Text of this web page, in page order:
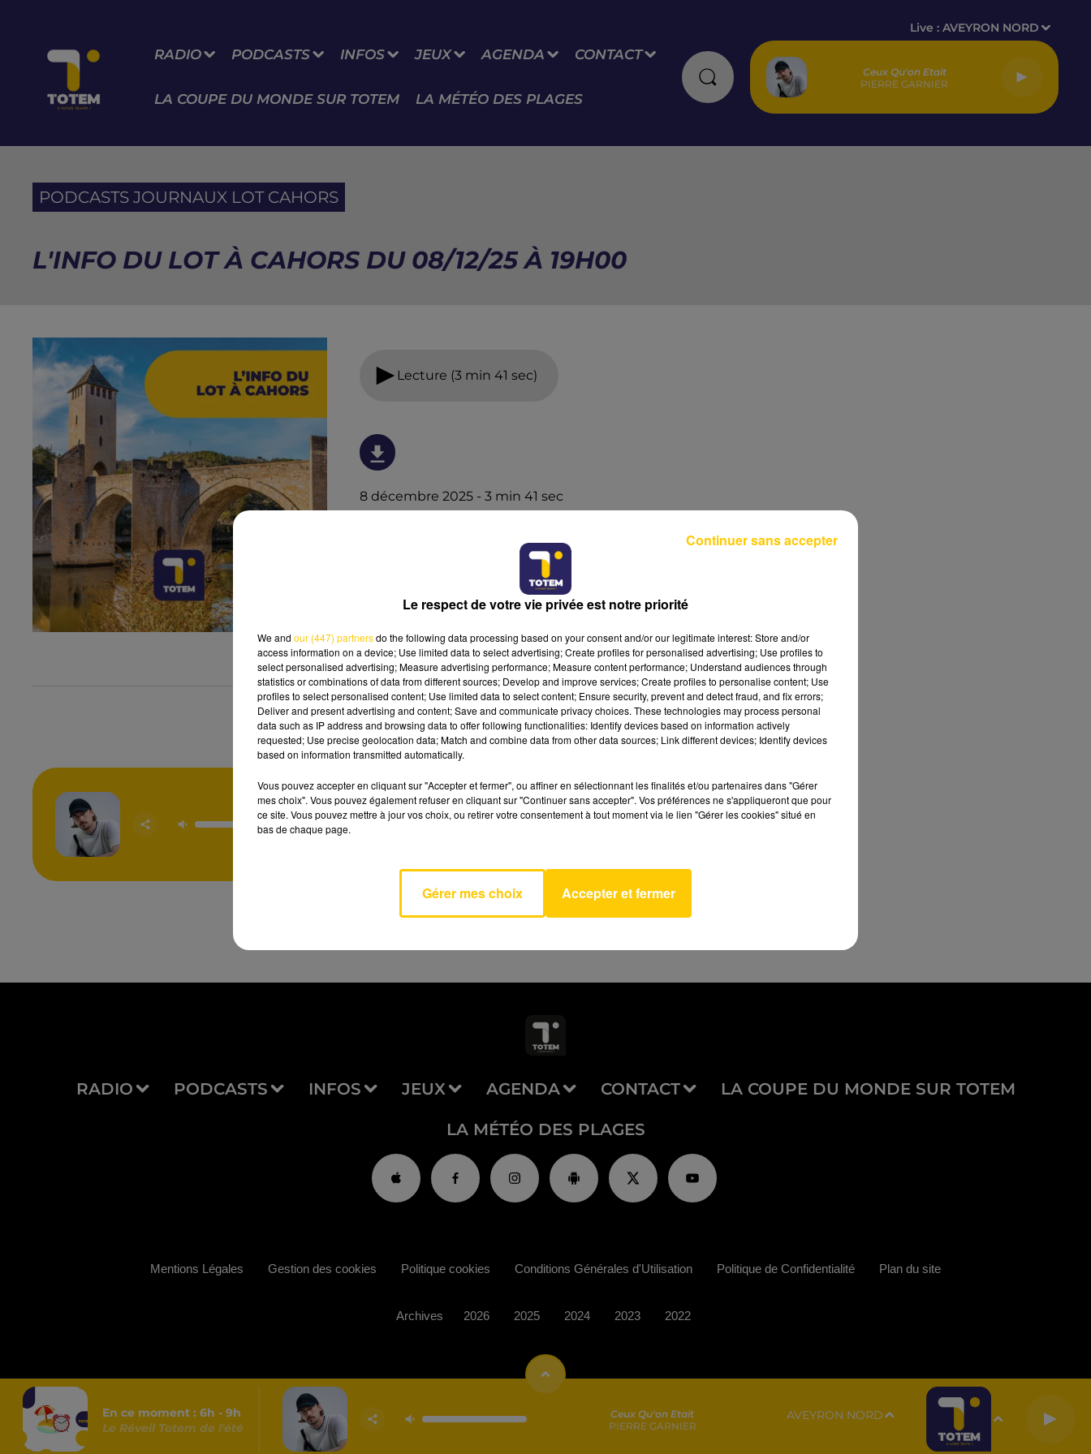
RADIO PODCASTS INFOS JEUX AGENDA CONTACT
LA COUPE DU MONDE SUR TOTEM LA MÉTÉO DES PLAGES
Live :AVEYRON NORD
Ceux Qu'on Etait
PIERRE GARNIER
PODCASTS JOURNAUX LOT CAHORS
L'INFO DU LOT À CAHORS DU 08/12/25 À 19H00
Lecture (3 min 41 sec)
8 décembre 2025 - 3 min 41 sec
Ceux Qu'on Etait
PIERRE GARNIER
AVEYRON NORD
RADIO PODCASTS INFOS JEUX AGENDA CONTACT LA COUPE DU MONDE SUR TOTEM
LA MÉTÉO DES PLAGES
En ce moment : 6h - 9h
Le Réveil Totem de l'été
Ceux Qu'on Etait
PIERRE GARNIER
AVEYRON NORD
Mentions Légales Gestion des cookies Politique cookies Conditions Générales d'Utilisation Politique de Confidentialité Plan du site
Archives 2026 2025 2024 2023 2022
Le respect de votre vie privée est notre priorité
We and our (447) partnersdo the following data processing based on your consent and/or our legitimate interest: Store and/or
access information on a device; Use limited data to select advertising; Create profiles for personalised advertising; Use profiles to
select personalised advertising; Measure advertising performance; Measure content performance; Understand audiences through
statistics or combinations of data from different sources; Develop and improve services; Create profiles to personalise content; Use
profiles to select personalised content; Use limited data to select content; Ensure security, prevent and detect fraud, and fix errors;
Deliver and present advertising and content; Save and communicate privacy choices. These technologies may process personal
data such as IP address and browsing data to offer following functionalities: Identify devices based on information actively
requested; Use precise geolocation data; Match and combine data from other data sources; Link different devices; Identify devices
based on information transmitted automatically.
Vous pouvez accepter en cliquant sur "Accepter et fermer", ou affiner en sélectionnant les finalités et/ou partenaires dans "Gérer
mes choix". Vous pouvez également refuser en cliquant sur "Continuer sans accepter". Vos préférences ne s'appliqueront que pour
ce site. Vous pouvez mettre à jour vos choix, ou retirer votre consentement à tout moment via le lien "Gérer les cookies" situé en
bas de chaque page.
Gérer mes choix Accepter et fermer
Continuer sans accepter